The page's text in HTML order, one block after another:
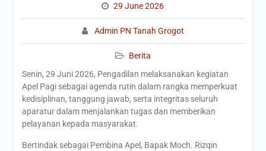
29 June 2026
Admin PN Tanah Grogot
Berita
Senin, 29 Juni 2026, Pengadilan melaksanakan kegiatan
Apel Pagi sebagai agenda rutin dalam rangka memperkuat
kedisiplinan, tanggung jawab, serta integritas seluruh
aparatur dalam menjalankan tugas dan memberikan
pelayanan kepada masyarakat.
Bertindak sebagai Pembina Apel, Bapak Moch. Rizqin